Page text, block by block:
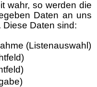
wahr, so werden die
Daten an uns
Diese Daten sind:
(Listenauswahl)